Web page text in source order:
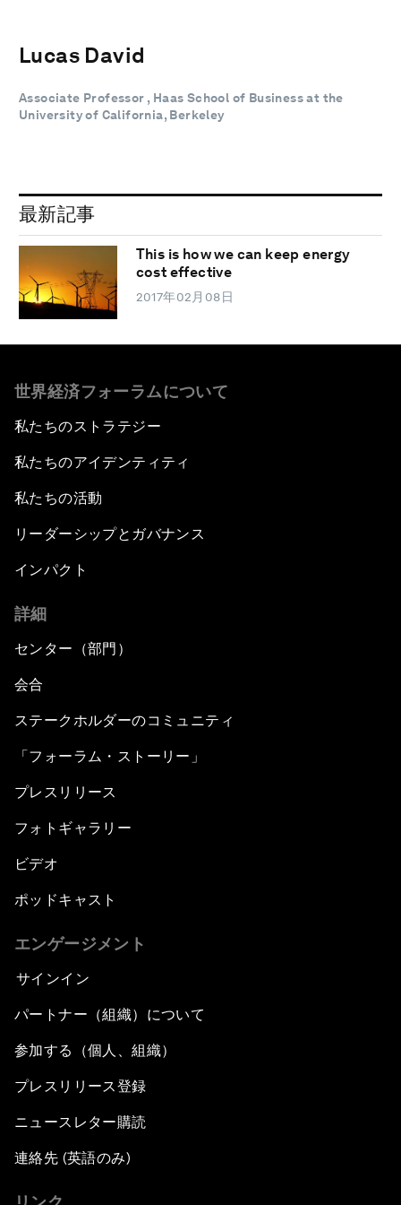
Lucas David
Associate Professor , Haas School of Business at the
University of California, Berkeley
最新記事
This is how we can keep energy
cost effective
2017年02月08日
世界経済フォーラムについて
私たちのストラテジー
私たちのアイデンティティ
私たちの活動
リーダーシップとガバナンス
インパクト
詳細
センター（部門）
会合
ステークホルダーのコミュニティ
「フォーラム・ストーリー」
プレスリリース
フォトギャラリー
ビデオ
ポッドキャスト
エンゲージメント
サインイン
パートナー（組織）について
参加する（個人、組織）
プレスリリース登録
ニュースレター購読
連絡先 (英語のみ)